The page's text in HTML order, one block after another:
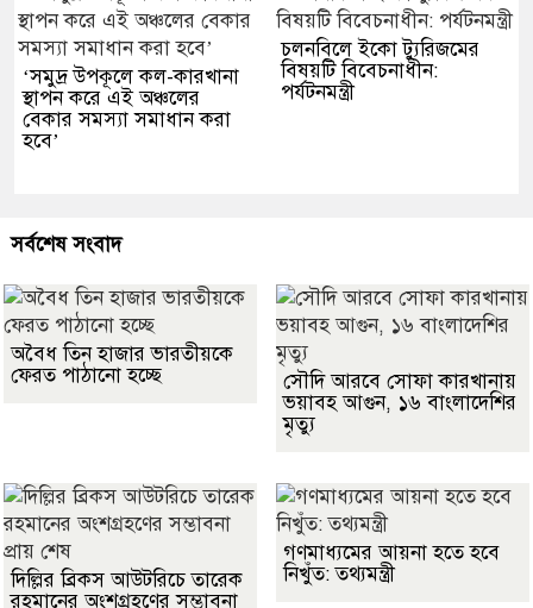
‘সমুদ্র উপকূলে কল-কারখানা
স্থাপন করে এই অঞ্চলের
বেকার সমস্যা সমাধান করা
হবে’
চলনবিলে ইকো ট্যুরিজমের
বিষয়টি বিবেচনাধীন:
পর্যটনমন্ত্রী
সর্বশেষ সংবাদ
অবৈধ তিন হাজার ভারতীয়কে
ফেরত পাঠানো হচ্ছে
সৌদি আরবে সোফা কারখানায়
ভয়াবহ আগুন, ১৬ বাংলাদেশির
মৃত্যু
দিল্লির ব্রিকস আউটরিচে তারেক
রহমানের অংশগ্রহণের সম্ভাবনা
গণমাধ্যমের আয়না হতে হবে
নিখুঁত: তথ্যমন্ত্রী